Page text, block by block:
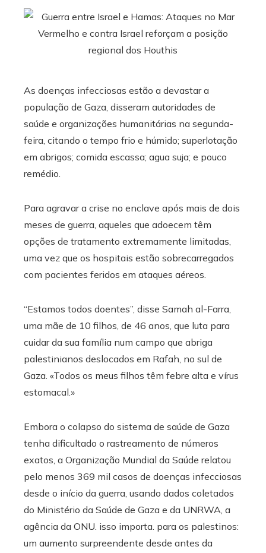
As doenças infecciosas estão a devastar a
população de Gaza, disseram autoridades de
saúde e organizações humanitárias na segunda-
feira, citando o tempo frio e húmido; superlotação
em abrigos; comida escassa; agua suja; e pouco
remédio.
Para agravar a crise no enclave após mais de dois
meses de guerra, aqueles que adoecem têm
opções de tratamento extremamente limitadas,
uma vez que os hospitais estão sobrecarregados
com pacientes feridos em ataques aéreos.
“Estamos todos doentes”, disse Samah al-Farra,
uma mãe de 10 filhos, de 46 anos, que luta para
cuidar da sua família num campo que abriga
palestinianos deslocados em Rafah, no sul de
Gaza. «Todos os meus filhos têm febre alta e vírus
estomacal.»
Embora o colapso do sistema de saúde de Gaza
tenha dificultado o rastreamento de números
exatos, a Organização Mundial da Saúde relatou
pelo menos 369 mil casos de doenças infecciosas
desde o início da guerra, usando dados coletados
do Ministério da Saúde de Gaza e da UNRWA, a
agência da ONU. isso importa. para os palestinos:
um aumento surpreendente desde antes da